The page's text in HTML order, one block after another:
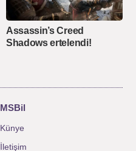
Assassin’s Creed
Shadows ertelendi!
MSBil
Künye
İletişim